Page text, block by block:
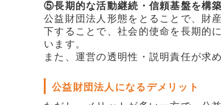
⑤長期的な活動継続・信頼基盤を構
公益財団法人形態をとることで、財
下することで、社会的使命を長期的
います。
また、運営の透明性・説明責任が求
公益財団法人になるデメリット